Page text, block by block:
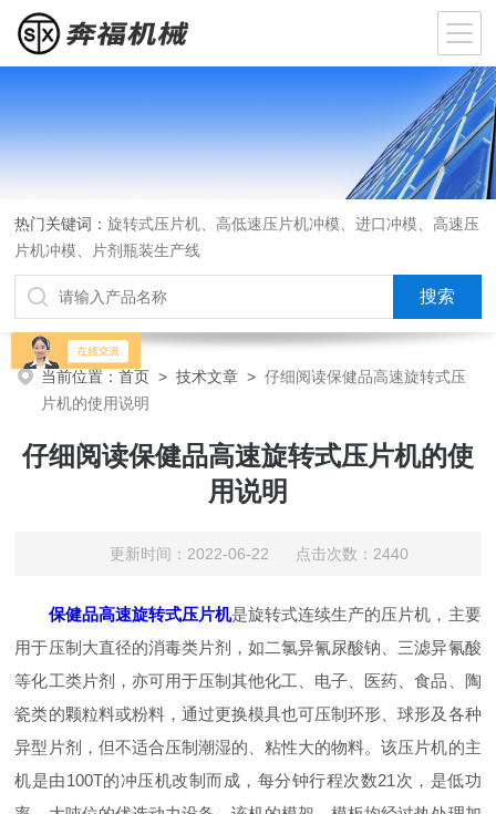
热门关键词：旋转式压片机、高低速压片机冲模、进口冲模、高速压
片机冲模、片剂瓶装生产线
当前位置：首页 >技术文章 >仔细阅读保健品高速旋转式压
片机的使用说明
仔细阅读保健品高速旋转式压片机的使
用说明
更新时间：2022-06-22 点击次数：2440
保健品高速旋转式压片机是旋转式连续生产的压片机，主要
用于压制大直径的消毒类片剂，如二氯异氰尿酸钠、三滤异氰酸
等化工类片剂，亦可用于压制其他化工、电子、医药、食品、陶
瓷类的颗粒料或粉料，通过更换模具也可压制环形、球形及各种
异型片剂，但不适合压制潮湿的、粘性大的物料。该压片机的主
机是由100T的冲压机改制而成，每分钟行程次数21次，是低功